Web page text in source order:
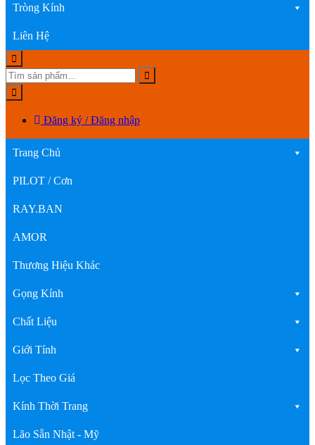
Tròng Kính
Liên Hệ
Đăng ký / Đăng nhập
Trang Chủ
PILOT / Cơn
RAY.BAN
AMOR
Thương Hiệu Khác
Gọng Kính
Chất Liệu
Giới Tính
Lọc Theo Giá
Kính Thời Trang
Lão Sẵn Nhật - Mỹ